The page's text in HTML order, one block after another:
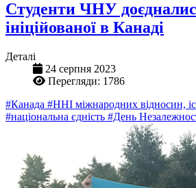
Студенти ЧНУ
ініційованої в Канаді
Деталі
24 серпня 2023
Перегляди: 1786
#Канада #ННІ міжнародних відносин,
#національна єдність #День